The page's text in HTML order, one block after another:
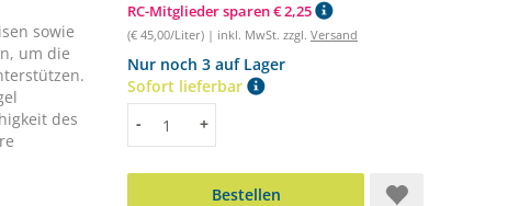
sowie
um die
des
RC-Mitglieder sparen € 2,25
(€ 45,00/Liter) | inkl. MwSt. zzgl. Versand
Nur noch 3 auf Lager
Sofort lieferbar
Menge
- +
Bestellen